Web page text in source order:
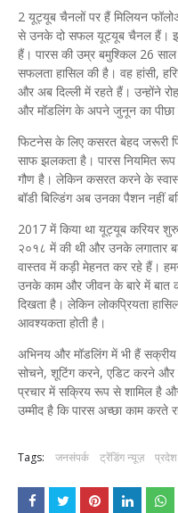
2 यूट्यूब चैनलों पर हैं मिलियन
से उनके दो सफल यूट्यूब चैनल हैं। इन
हैं। पारस की उम्र बमुश्किल 26
सफलता हासिल की है। वह हांसी,
और अब दिल्ली में रहते हैं। उन्होंने
और मॉडलिंग के अपने जुनून का पीछा
फिटनेस के लिए कसरत बेहद जरूरी
साफ झलकता है। पारस नियमित रूप
गौण है। लेकिन कसरत करने के
बॉडी बिल्डिंग अब उनका पैशन नहीं
2017 में किया था यूट्यूब करियर
२०१८ में की थी और उनके लगातार
वास्तव में कड़ी मेहनत कर रहे हैं।
उनके काम और जीवन के बारे में बात
दिखता है। लेकिन लोकप्रियता
आवश्यकता होती है।
अभिनय और मॉडलिंग में भी हैं सक्रीय
सोचने, शूटिंग करने, एडिट करने और
प्रचार में सक्रिय रूप से शामिल है
उम्मीद है कि पारस अच्छा काम
Tags: जनसंपर्क ट्रेंडिंग न्यूज़ प्रदेश